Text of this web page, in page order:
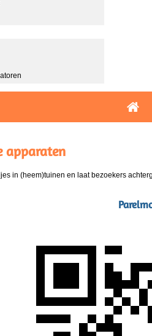
apparaten
in (heem)tuinen en laat bezoekers